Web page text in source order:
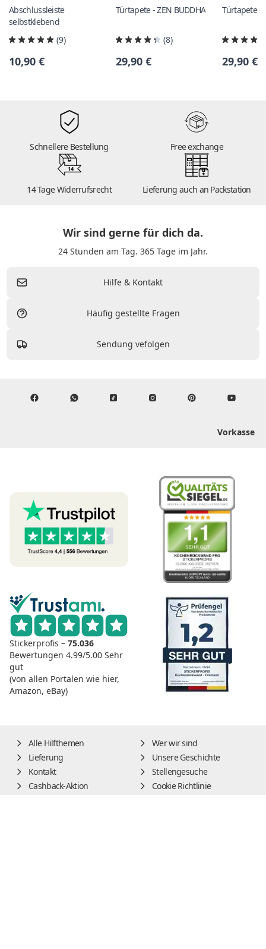
Abschlussleiste
selbstklebend
(9)
10,90 €
Türtapete - ZEN BUDDHA
(8)
29,90 €
Türtapete -
29,90 €
Schnellere Bestellung Free exchange
14
14 Tage Widerrufsrecht Lieferung auch an Packstation
Wir sind gerne für dich da.
24 Stunden am Tag. 365 Tage im Jahr.
Hilfe & Kontakt
Häufig gestellte Fragen
Sendung vefolgen
Vorkasse
Stickerprofis – 75.036
Bewertungen 4.99/5.00 Sehr
gut
(von allen Portalen wie hier,
Amazon, eBay)
Alle Hilfthemen
Wer wir sind
Lieferung
Unsere Geschichte
Kontakt
Stellengesuche
Cashback-Aktion
Cookie Richtlinie